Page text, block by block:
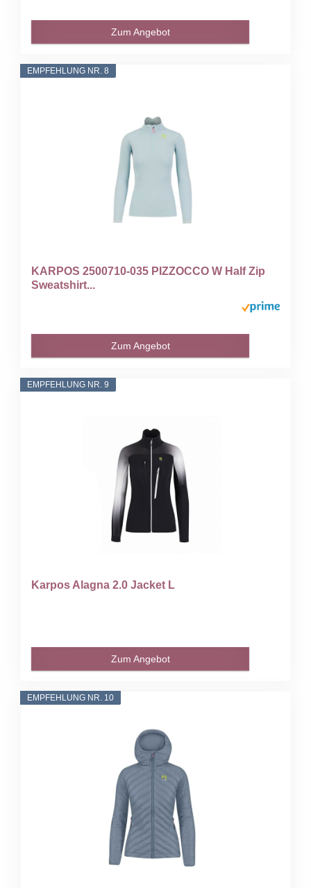
Zum Angebot
EMPFEHLUNG NR. 8
KARPOS 2500710-035 PIZZOCCO W Half Zip
Sweatshirt...
Zum Angebot
EMPFEHLUNG NR. 9
Karpos Alagna 2.0 Jacket L
Zum Angebot
EMPFEHLUNG NR. 10